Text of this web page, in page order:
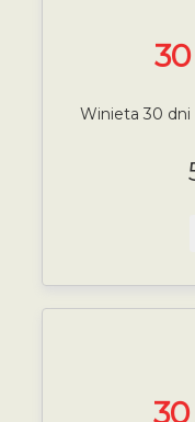
30
Winieta 30 dni
30